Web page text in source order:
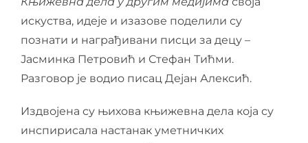
искуства, идеје и изазове поделили су
познати и награђивани писци за децу –
Јасминка Петровић и Стефан Тићми.
Разговор је водио писац Дејан Алексић.
Издвојена су њихова књижевна дела која су
инспирисала настанак уметничких